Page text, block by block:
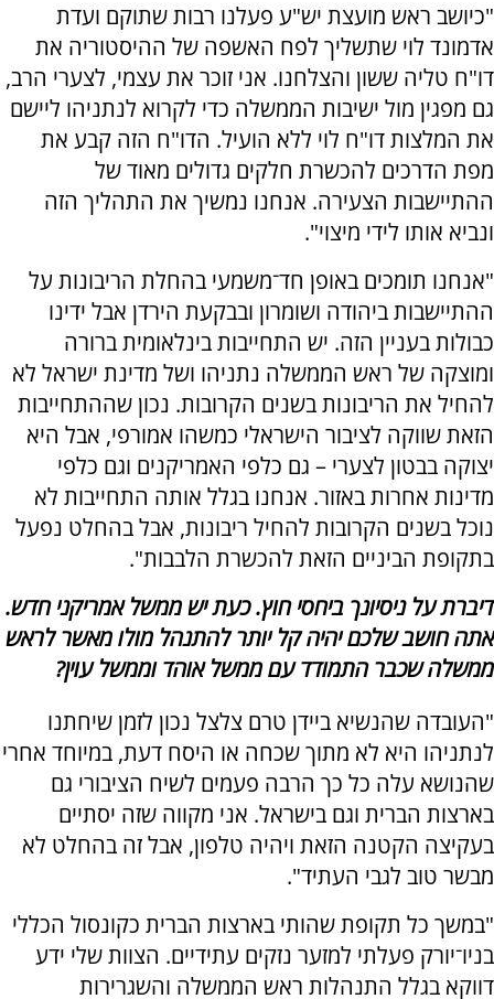
"כיושב ראש מועצת יש"ע פעלנו רבות שתוקם ועדת
אדמונד לוי שתשליך לפח האשפה של ההיסטוריה את
דו"ח טליה ששון והצלחנו. אני זוכר את עצמי, לצערי הרב,
גם מפגין מול ישיבות הממשלה כדי לקרוא לנתניהו ליישם
את המלצות דו"ח לוי ללא הועיל. הדו"ח הזה קבע את
מפת הדרכים להכשרת חלקים גדולים מאוד של
ההתיישבות הצעירה. אנחנו נמשיך את התהליך הזה
ונביא אותו לידי מיצוי".
"אנחנו תומכים באופן חד־משמעי בהחלת הריבונות על
ההתיישבות ביהודה ושומרון ובבקעת הירדן אבל ידינו
כבולות בעניין הזה. יש התחייבות בינלאומית ברורה
ומוצקה של ראש הממשלה נתניהו ושל מדינת ישראל לא
להחיל את הריבונות בשנים הקרובות. נכון שההתחייבות
הזאת שווקה לציבור הישראלי כמשהו אמורפי, אבל היא
יצוקה בבטון לצערי – גם כלפי האמריקנים וגם כלפי
מדינות אחרות באזור. אנחנו בגלל אותה התחייבות לא
נוכל בשנים הקרובות להחיל ריבונות, אבל בהחלט נפעל
בתקופת הביניים הזאת להכשרת הלבבות".
דיברת על ניסיונך ביחסי חוץ. כעת יש ממשל אמריקני חדש.
אתה חושב שלכם יהיה קל יותר להתנהל מולו מאשר לראש
ממשלה שכבר התמודד עם ממשל אוהד וממשל עוין?
"העובדה שהנשיא ביידן טרם צלצל נכון לזמן שיחתנו
לנתניהו היא לא מתוך שכחה או היסח דעת, במיוחד אחרי
שהנושא עלה כל כך הרבה פעמים לשיח הציבורי גם
בארצות הברית וגם בישראל. אני מקווה שזה יסתיים
בעקיצה הקטנה הזאת ויהיה טלפון, אבל זה בהחלט לא
מבשר טוב לגבי העתיד".
"במשך כל תקופת שהותי בארצות הברית כקונסול הכללי
בניו־יורק פעלתי למזער נזקים עתידיים. הצוות שלי ידע
דווקא בגלל התנהלות ראש הממשלה והשגרירות